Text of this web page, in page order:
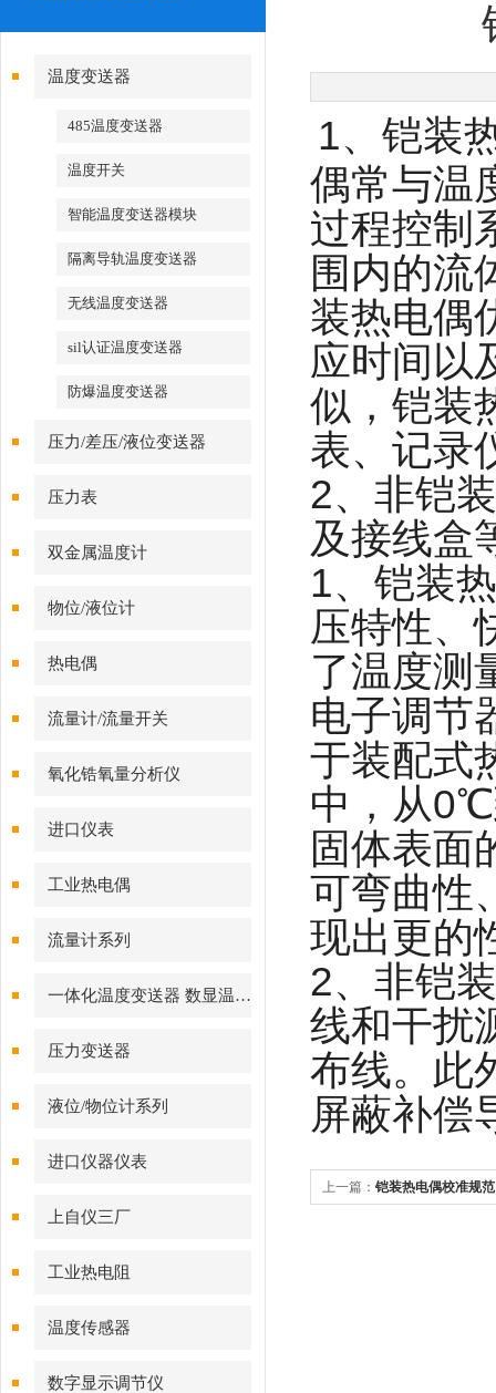
温度变送器
485温度变送器
温度开关
智能温度变送器模块
隔离导轨温度变送器
无线温度变送器
sil认证温度变送器
防爆温度变送器
压力/差压/液位变送器
压力表
双金属温度计
物位/液位计
热电偶
流量计/流量开关
氧化锆氧量分析仪
进口仪表
工业热电偶
流量计系列
一体化温度变送器 数显温度计
压力变送器
液位/物位计系列
进口仪器仪表
上自仪三厂
工业热电阻
温度传感器
数字显示调节仪
1、铠装
偶常与温
过程控制
围内的流
装热电偶
应时间以
似，铠装
表、记录
2、非铠
及接线盒
1、铠装
压特性、
了温度测
电子调节
于装配式
中，从
固体表面
可弯曲性
现出更的
2、非铠
线和干扰
布线。此
屏蔽补偿
上一篇： 铠装热电偶校准规范